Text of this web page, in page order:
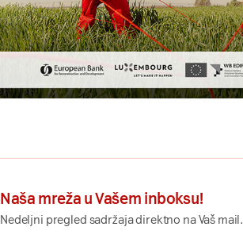
Naša mreža u Vašem inboksu!
Nedeljni pregled sadržaja direktno na Vaš mail.